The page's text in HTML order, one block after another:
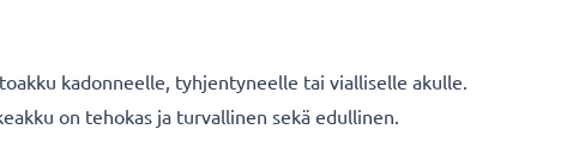
kadonneelle, tyhjentyneelle tai vialliselle akulle.
on tehokas ja turvallinen sekä edullinen.